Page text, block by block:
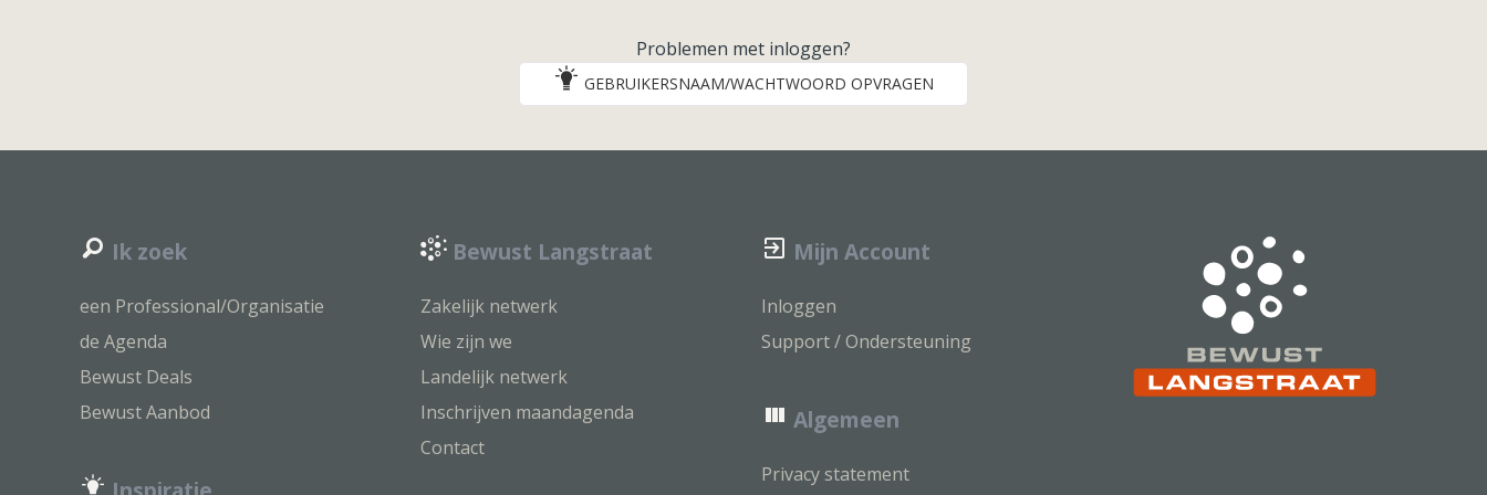
Problemen met inloggen?
GEBRUIKERSNAAM/WACHTWOORD OPVRAGEN
Ik zoek
een Professional/Organisatie
de Agenda
Bewust Deals
Bewust Aanbod
Bewust Langstraat
Zakelijk netwerk
Wie zijn we
Landelijk netwerk
Inschrijven maandagenda
Contact
Mijn Account
Inloggen
Support / Ondersteuning
Algemeen
Privacy statement